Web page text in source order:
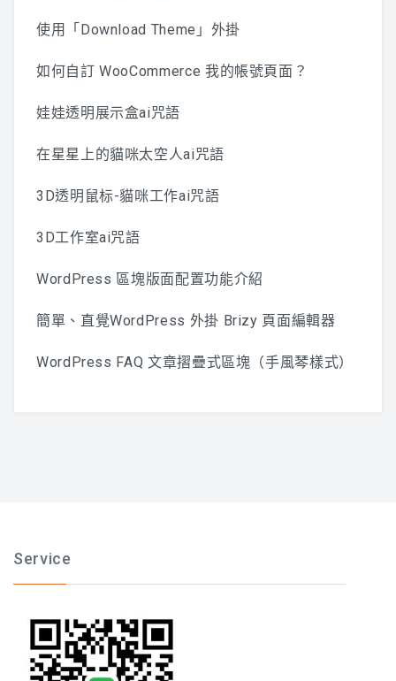
使用「Download Theme」外掛
如何自訂 WooCommerce 我的帳號頁面？
娃娃透明展示盒ai咒語
在星星上的貓咪太空人ai咒語
3D透明鼠标-貓咪工作ai咒語
3D工作室ai咒語
WordPress 區塊版面配置功能介紹
簡單、直覺WordPress 外掛 Brizy 頁面編輯器
WordPress FAQ 文章摺疊式區塊（手風琴樣式）
Service